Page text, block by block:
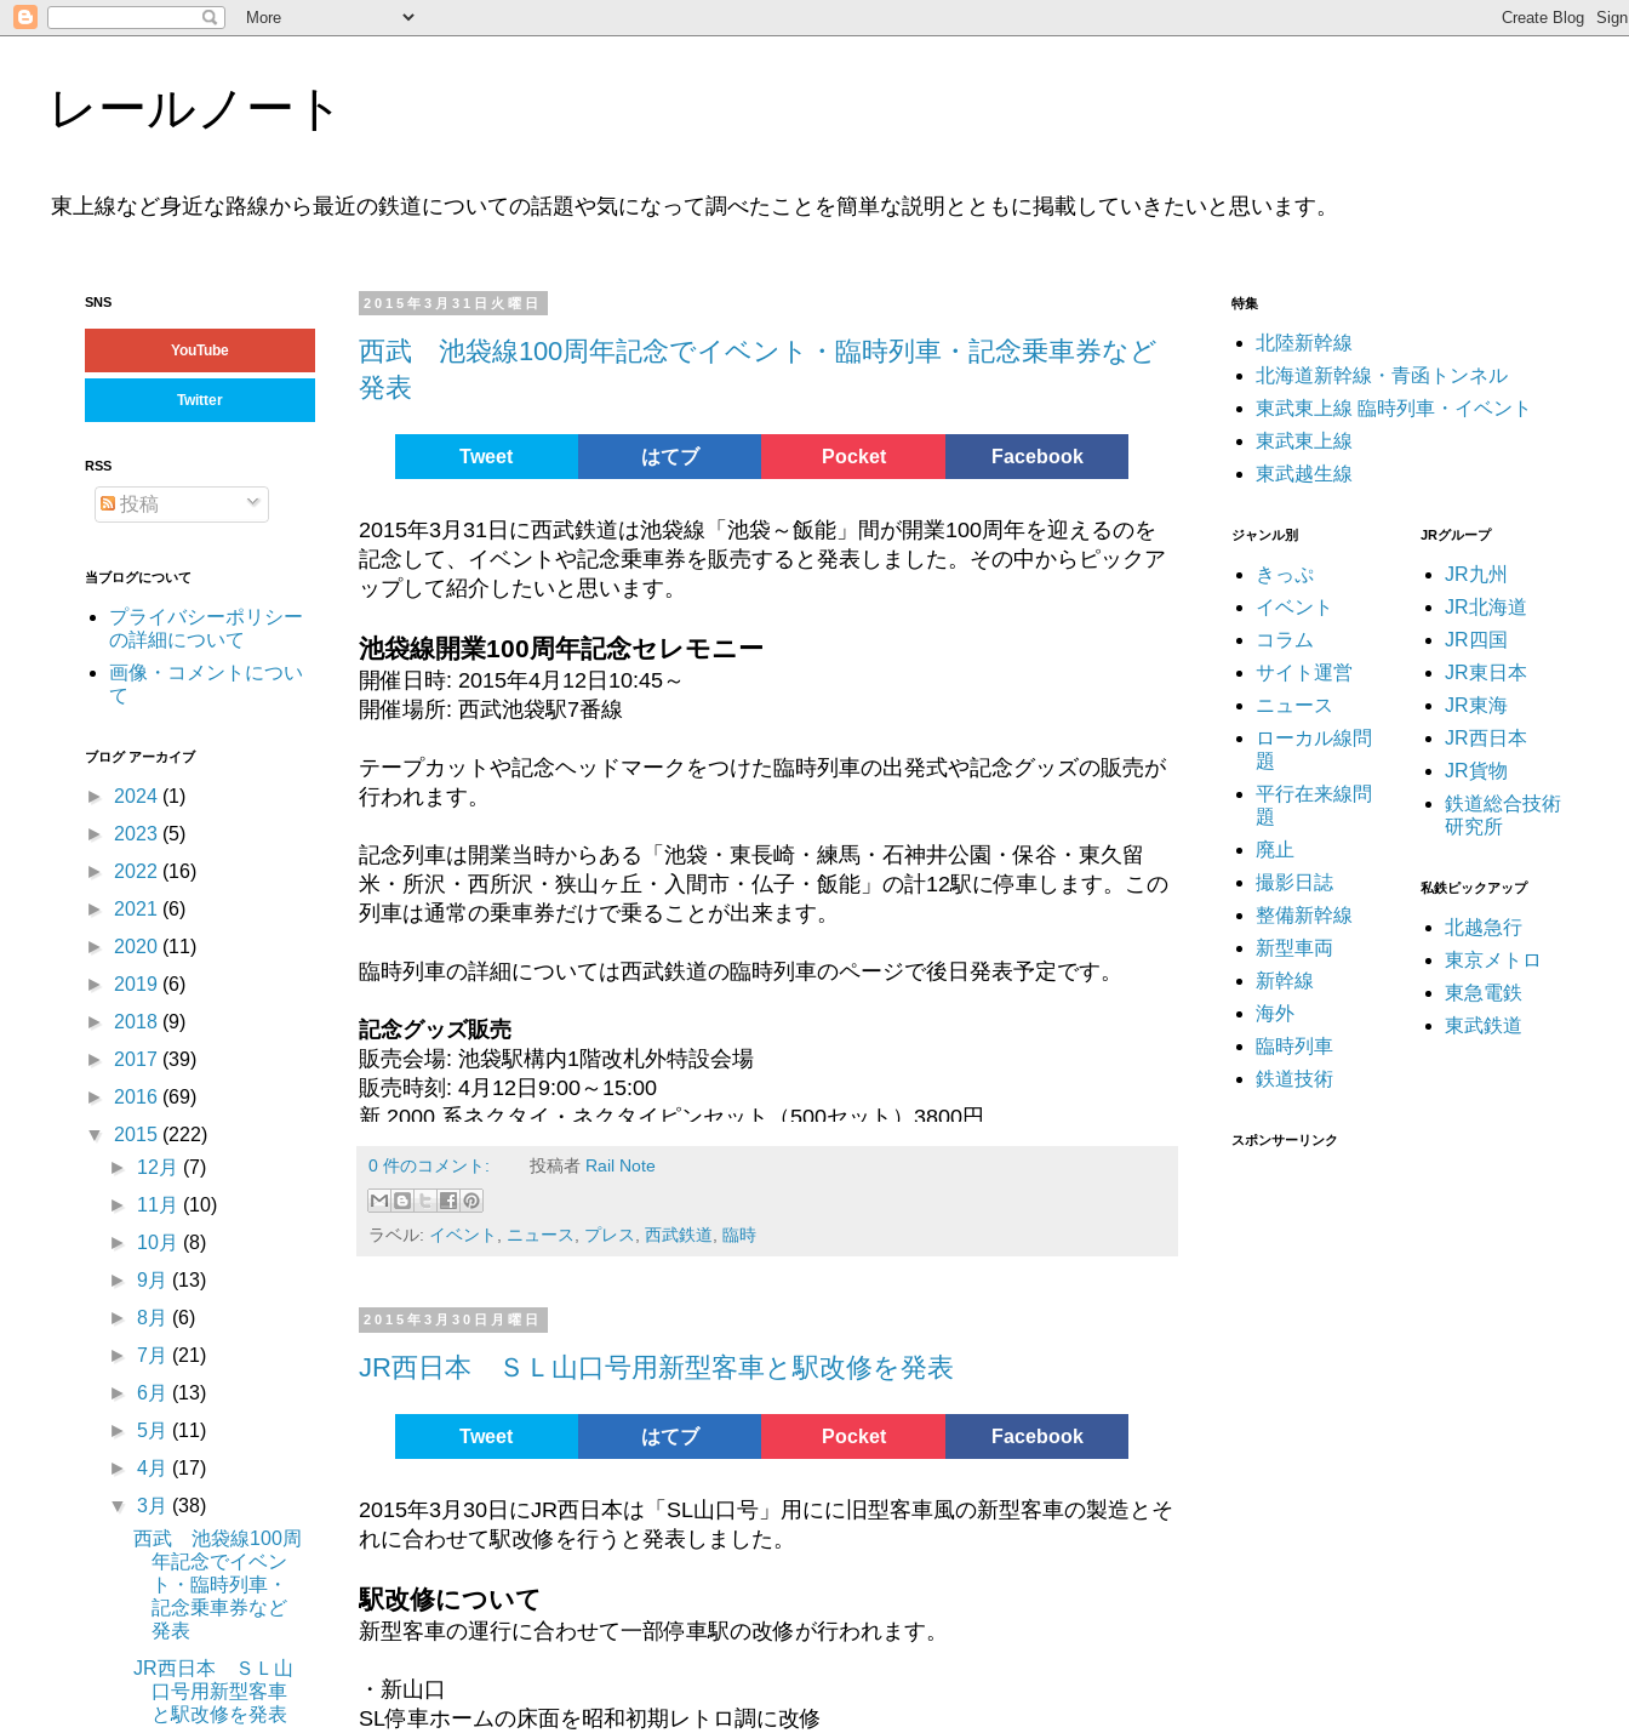
レールノート
東上線など身近な路線から最近の鉄道についての話題や気になって調べたことを簡単な説明とともに掲載していきたいと思います。
2015年3月31日火曜日
西武 池袋線100周年記念でイベント・臨時列車・記念乗車券など
発表
Tweet はてブ Pocket Facebook
2015年3月31日に西武鉄道は池袋線「池袋～飯能」間が開業100周年を迎えるのを
記念して、イベントや記念乗車券を販売すると発表しました。その中からピックア
ップして紹介したいと思います。
池袋線開業100周年記念セレモニー
開催日時: 2015年4月12日10:45～
開催場所: 西武池袋駅7番線
テープカットや記念ヘッドマークをつけた臨時列車の出発式や記念グッズの販売が
行われます。
記念列車は開業当時からある「池袋・東長崎・練馬・石神井公園・保谷・東久留
米・所沢・西所沢・狭山ヶ丘・入間市・仏子・飯能」の計12駅に停車します。この
列車は通常の乗車券だけで乗ることが出来ます。
臨時列車の詳細については西武鉄道の臨時列車のページで後日発表予定です。
記念グッズ販売
販売会場: 池袋駅構内1階改札外特設会場
販売時刻: 4月12日9:00～15:00
新 2000 系ネクタイ・ネクタイピンセット（500セット）3800円
記念セレモニーに合わせて記念グッズの販売も行われます。
有効期間: 上記と同日
セット販売
販売場所: 池袋・所沢・飯能駅
販売金額: 1000円
専用台紙と大人料金で「池袋から470円」「東長崎から150円」「西所沢から210
円」分と子供料金で「仏子から170円」分の四枚の硬券がセットです。
硬券乗車券ばら売り
販売場所: 開業時からある12駅
販売金額: 大人150円分
販売数: 発売期間内
0 件のコメント: 投稿者 Rail Note
ラベル: イベント , ニュース, プレス, 西武鉄道, 臨時
2015年3月30日月曜日
JR西日本 ＳＬ山口号用新型客車と駅改修を発表
Tweet はてブ Pocket Facebook
2015年3月30日にJR西日本は「SL山口号」用にに旧型客車風の新型客車の製造とそ
れに合わせて駅改修を行うと発表しました。
駅改修について
新型客車の運行に合わせて一部停車駅の改修が行われます。
・新山口
SL停車ホームの床面を昭和初期レトロ調に改修
SNS
YouTube
Twitter
RSS
投稿
当ブログについて
プライバシーポリシー
の詳細について
画像・コメントについ
て
ブログ アーカイブ
► 2024 (1)
► 2023 (5)
► 2022 (16)
► 2021 (6)
► 2020 (11)
► 2019 (6)
► 2018 (9)
► 2017 (39)
► 2016 (69)
▼ 2015 (222)
► 12月 (7)
► 11月 (10)
► 10月 (8)
►9月 (13)
►8月 (6)
►7月 (21)
►6月 (13)
►5月 (11)
►4月 (17)
▼3月 (38)
西武 池袋線100周
年記念でイベン
ト・臨時列車・
記念乗車券など
発表
JR西日本 ＳＬ山
口号用新型客車
と駅改修を発表
特集
北陸新幹線
北海道新幹線・青函トンネル
東武東上線 臨時列車・イベント
東武東上線
東武越生線
ジャンル別
きっぷ
イベント
コラム
サイト運営
ニュース
ローカル線問
題
平行在来線問
題
廃止
撮影日誌
整備新幹線
新型車両
新幹線
海外
臨時列車
鉄道技術
JRグループ
JR九州
JR北海道
JR四国
JR東日本
JR東海
JR西日本
JR貨物
鉄道総合技術
研究所
私鉄ピックアップ
北越急行
東京メトロ
東急電鉄
東武鉄道
スポンサーリンク